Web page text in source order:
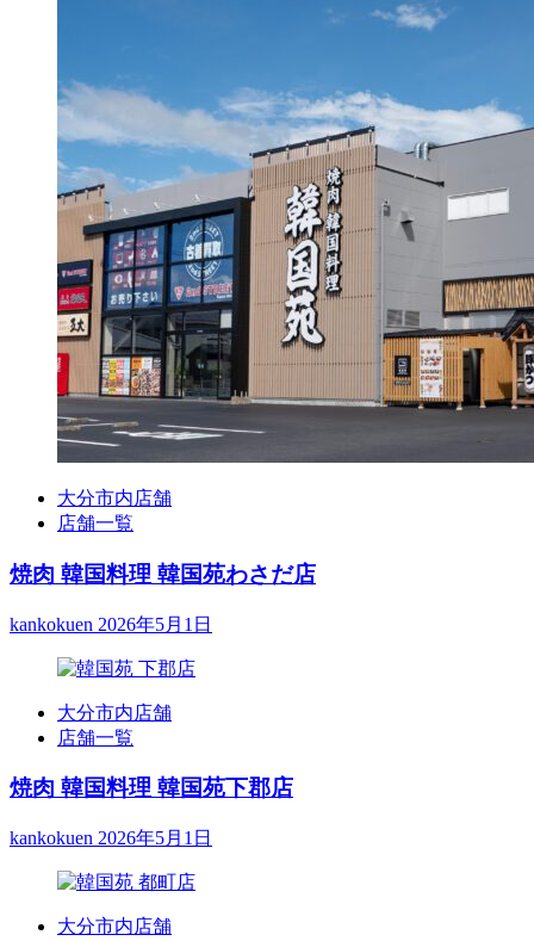
大分市内店舗
店舗一覧
焼肉 韓国料理 韓国苑わさだ店
kankokuen 2026年5月1日
大分市内店舗
店舗一覧
焼肉 韓国料理 韓国苑下郡店
kankokuen 2026年5月1日
大分市内店舗